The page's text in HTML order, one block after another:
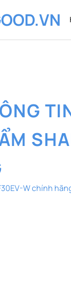
W chính